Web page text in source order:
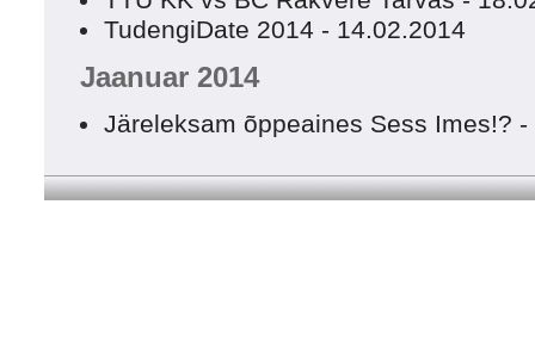
TudengiDate 2014 - 14.02.2014
Jaanuar 2014
Järeleksam õppeaines Sess Imes!?